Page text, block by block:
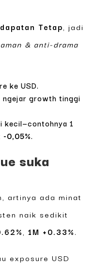
Tetap , jadi
& anti-drama
ke USD.
ngejar growth tinggi
kecil—contohnya 1
-0,05%.
suka
artinya ada minat
naik sedikit
1M +0.33%.
exposure USD